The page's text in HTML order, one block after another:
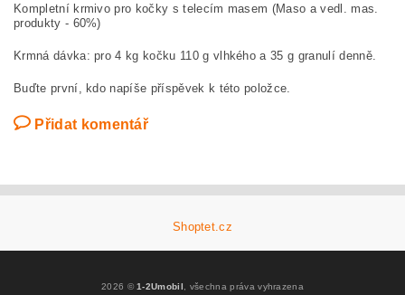
Kompletní krmivo pro kočky s telecím masem (Maso a vedl. mas.
produkty - 60%)
Krmná dávka: pro 4 kg kočku 110 g vlhkého a 35 g granulí denně.
Buďte první, kdo napíše příspěvek k této položce.
Přidat komentář
Shoptet.cz
2026 ©1-2Umobil , všechna práva vyhrazena